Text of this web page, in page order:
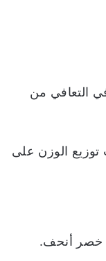
التعافي من
الوزن على
خصر أنحف.